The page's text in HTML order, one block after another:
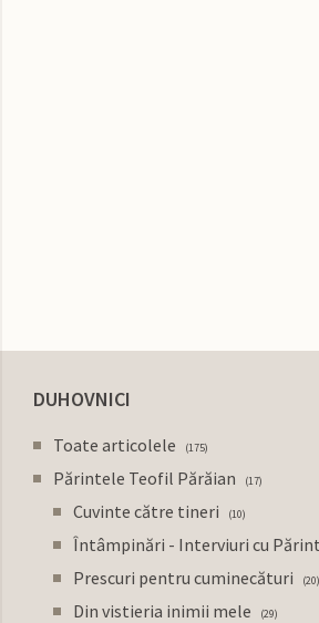
DUHOVNICI
Toate articolele 175
Părintele Teofil Părăian 17
Cuvinte către tineri 10
Întâmpinări - Interviuri cu
Prescuri pentru cuminecături 20
Din vistieria inimii mele 29